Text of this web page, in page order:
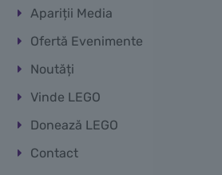
Apariții Media
Ofertă Evenimente
Noutăți
Vinde LEGO
Donează LEGO
Contact